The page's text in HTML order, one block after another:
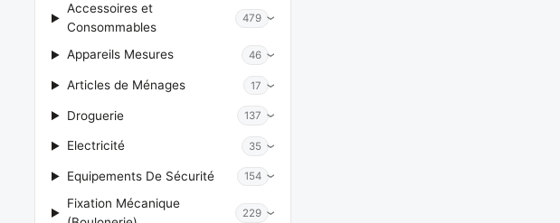
Accessoires et
Consommables
479
Appareils Mesures 46
Articles de Ménages 17
Droguerie 137
Electricité 35
Equipements De Sécurité 154
Fixation Mécanique
229